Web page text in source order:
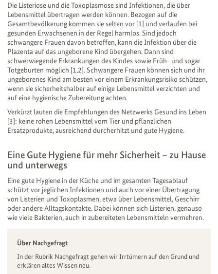
Die Listeriose und die Toxoplasmose sind Infektionen, die über
Lebensmittel übertragen werden können. Bezogen auf die
Gesamtbevölkerung kommen sie selten vor [1] und verlaufen bei
gesunden Erwachsenen in der Regel harmlos. Sind jedoch
schwangere Frauen davon betroffen, kann die Infektion über die
Plazenta auf das ungeborene Kind übergehen. Dann sind
schwerwiegende Erkrankungen des Kindes sowie Früh- und sogar
Totgeburten möglich [1,2]. Schwangere Frauen können sich und ihr
ungeborenes Kind am besten vor einem Erkrankungsrisiko schützen,
wenn sie sicherheitshalber auf einige Lebensmittel verzichten und
auf eine hygienische Zubereitung achten.
Verkürzt lauten die Empfehlungen des Netzwerks Gesund ins Leben
[3]: keine rohen Lebensmittel vom Tier und pflanzlichen
Ersatzprodukte, ausreichend durcherhitzt und gute Hygiene.
Eine Gute Hygiene für mehr Sicherheit – zu Hause
und unterwegs
Eine gute Hygiene in der Küche und im gesamten Tagesablauf
schützt vor jeglichen Infektionen und auch vor einer Übertragung
von Listerien und Toxoplasmen, etwa über Lebensmittel, Geschirr
oder andere Alltagskontakte. Dabei können sich Listerien, genauso
wie viele Bakterien, auch in zubereiteten Lebensmitteln vermehren.
Über Nachgefragt
In der Rubrik Nachgefragt gehen wir Irrtümern auf den Grund und
erklären altes Wissen neu.